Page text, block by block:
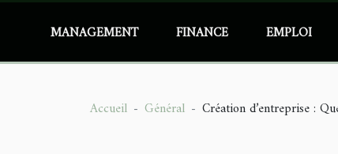
MANAGEMENT FINANCE EMPLOI
Accueil Général Création d’entreprise :